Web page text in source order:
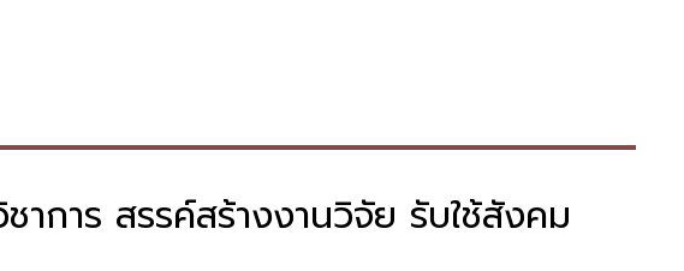
าร สรรค์สร้างงานวิจัย รับใช้สังคม